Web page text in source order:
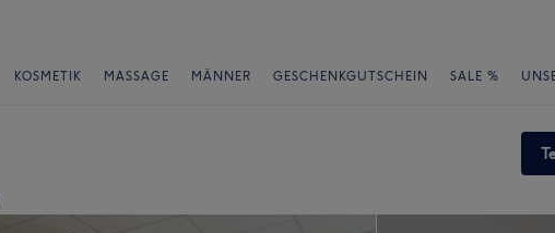
KOSMETIK MASSAGE MÄNNER GESCHENKGUTSCHEIN SALE %